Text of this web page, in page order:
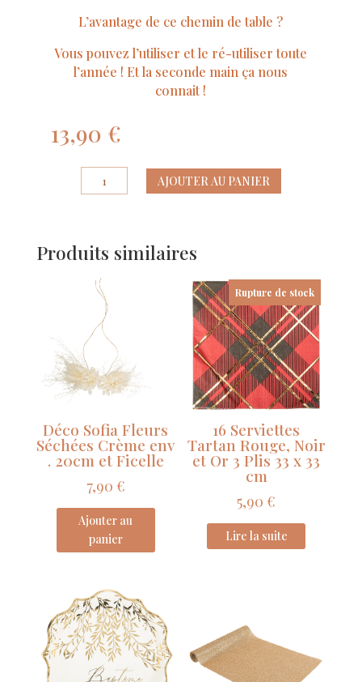
L’avantage de ce chemin de table ?
Vous pouvez l’utiliser et le ré-utiliser toute
l’année ! Et la seconde main ça nous
connait !
13,90 €
quantité
de
table
Carreaux
Tissu
Beige
et
Noirs
28cm
AJOUTER AU PANIER
Produits similaires
Déco Sofia Fleurs
Séchées Crème env
. 20cm et Ficelle
7,90 €
Ajouter au
panier
Rupture de stock
16 Serviettes
Tartan Rouge, Noir
et Or 3 Plis 33 x 33
cm
5,90 €
Lire la suite